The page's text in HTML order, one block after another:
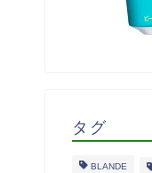
タグ
BLANDE